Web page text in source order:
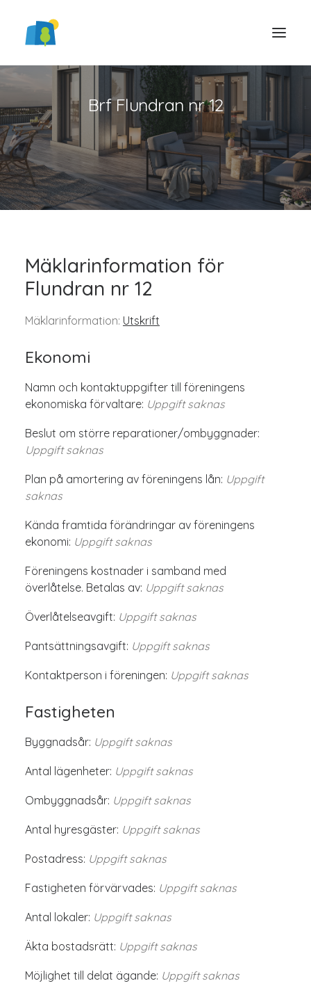
Brf Flundran nr 12
Mäklarinformation för
Flundran nr 12
Mäklarinformation: Utskrift
Ekonomi
Namn och kontaktuppgifter till föreningens
ekonomiska förvaltare: Uppgift saknas
Beslut om större reparationer/ombyggnader:
Uppgift saknas
Plan på amortering av föreningens lån: Uppgift
saknas
Kända framtida förändringar av föreningens
ekonomi: Uppgift saknas
Föreningens kostnader i samband med
överlåtelse. Betalas av: Uppgift saknas
Överlåtelseavgift: Uppgift saknas
Pantsättningsavgift: Uppgift saknas
Kontaktperson i föreningen: Uppgift saknas
Fastigheten
Byggnadsår: Uppgift saknas
Antal lägenheter: Uppgift saknas
Ombyggnadsår: Uppgift saknas
Antal hyresgäster: Uppgift saknas
Postadress: Uppgift saknas
Fastigheten förvärvades: Uppgift saknas
Antal lokaler: Uppgift saknas
Äkta bostadsrätt: Uppgift saknas
Möjlighet till delat ägande: Uppgift saknas